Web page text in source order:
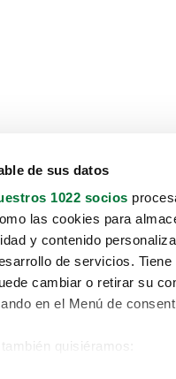
de sus datos
1022 socios
las cookies para
y contenido
de servicios.
cambiar o retirar su
en el Menú de
quisiéramos: